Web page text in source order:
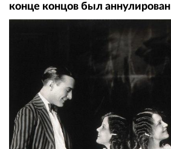
конце концов был аннулирован